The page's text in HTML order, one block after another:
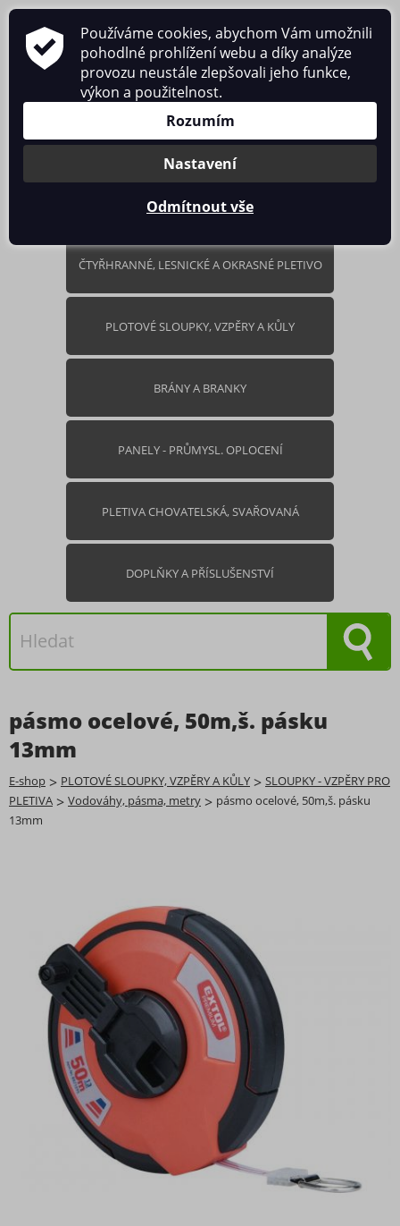
ČTYŘHRANNÉ, LESNICKÉ A OKRASNÉ PLETIVO
PLOTOVÉ SLOUPKY, VZPĚRY A KŮLY
BRÁNY A BRANKY
PANELY - PRŮMYSL. OPLOCENÍ
PLETIVA CHOVATELSKÁ, SVAŘOVANÁ
DOPLŇKY A PŘÍSLUŠENSTVÍ
pásmo ocelové, 50m,š. pásku
13mm
E-shop > PLOTOVÉ SLOUPKY, VZPĚRY A KŮLY > SLOUPKY - VZPĚRY PRO
PLETIVA > Vodováhy, pásma, metry > pásmo ocelové, 50m,š. pásku
13mm
Používáme cookies, abychom Vám umožnili
pohodlné prohlížení webu a díky analýze
provozu neustále zlepšovali jeho funkce,
výkon a použitelnost.
Rozumím
Nastavení
Odmítnout vše